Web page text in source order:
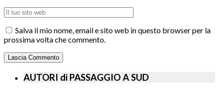
Salva il mio nome, email e sito web in questo browser per la
prossima volta che commento.
AUTORI di PASSAGGIO A SUD